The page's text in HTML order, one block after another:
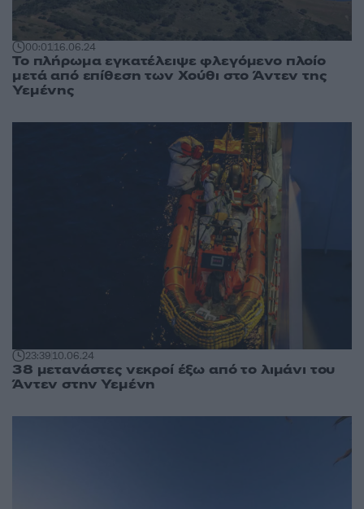
00:0116.06.24
Το πλήρωμα εγκατέλειψε φλεγόμενο πλοίο
μετά από επίθεση των Χούθι στο Άντεν της
Υεμένης
23:3910.06.24
38 μετανάστες νεκροί έξω από το λιμάνι του
Άντεν στην Υεμένη